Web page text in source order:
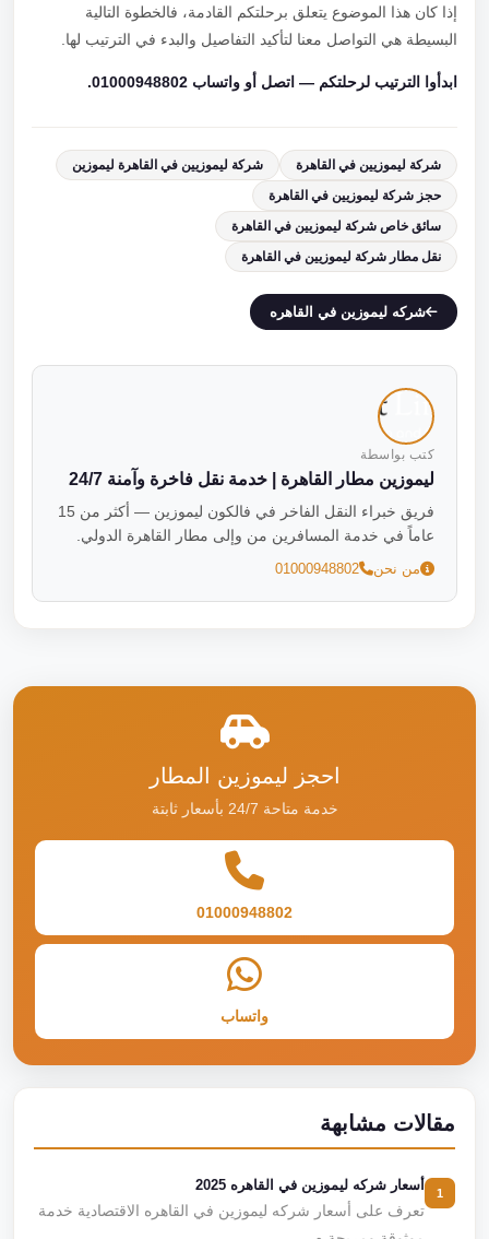
إذا كان هذا الموضوع يتعلق برحلتكم القادمة، فالخطوة التالية
البسيطة هي التواصل معنا لتأكيد التفاصيل والبدء في الترتيب لها.
ابدأوا الترتيب لرحلتكم — اتصل أو واتساب 01000948802.
شركة ليموزيين في القاهرة
شركة ليموزيين في القاهرة ليموزين
حجز شركة ليموزيين في القاهرة
سائق خاص شركة ليموزيين في القاهرة
نقل مطار شركة ليموزيين في القاهرة
شركه ليموزين في القاهره
كتب بواسطة
ليموزين مطار القاهرة | خدمة نقل فاخرة وآمنة 24/7
فريق خبراء النقل الفاخر في فالكون ليموزين — أكثر من 15
عاماً في خدمة المسافرين من وإلى مطار القاهرة الدولي.
من نحن 01000948802
احجز ليموزين المطار
خدمة متاحة 24/7 بأسعار ثابتة
01000948802
واتساب
مقالات مشابهة
أسعار شركه ليموزين في القاهره 2025
تعرف على أسعار شركه ليموزين في القاهره الاقتصادية خدمة